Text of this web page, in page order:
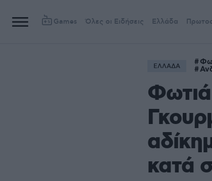
Games Όλες οι Ειδήσεις Ελλάδα
ΕΛΛΑΔΑ
κατά